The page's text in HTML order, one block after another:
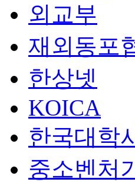
외교부
재외동포
한상넷
KOICA
한국대학
중소벤처